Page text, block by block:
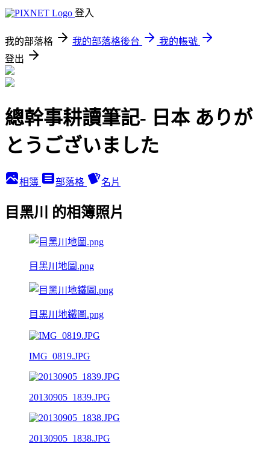
登入
我的部落格 我的部落格後台
我的帳號
登出
總幹事耕讀筆記- 日本 ありが
とうございました
相簿 部落格 名片
目黑川 的相簿照片
目黑川地圖.png
目黑川地鐵圖.png
IMG_0819.JPG
20130905_1839.JPG
20130905_1838.JPG